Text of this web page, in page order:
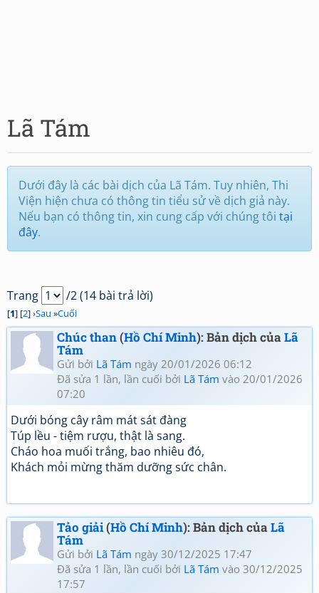
Lã Tám
Dưới đây là các bài dịch của Lã Tám. Tuy nhiên, Thi
Viện hiện chưa có thông tin tiểu sử về dịch giả này.
Nếu bạn có thông tin, xin cung cấp với chúng tôi tại
đây.
Trang /2 (14 bài trả lời)
[1] [2] ›Sau »Cuối
Chúc than(Hồ Chí Minh): Bản dịch củaLã
Tám
Gửi bởi Lã Tám ngày 20/01/2026 06:12
Đã sửa 1 lần, lần cuối bởi Lã Tám vào 20/01/2026
07:20
Dưới bóng cây râm mát sát đàng
Túp lều - tiệm rượu, thật là sang.
Cháo hoa muối trắng, bao nhiêu đó,
Khách mỏi mừng thăm dưỡng sức chân.
Tảo giải(Hồ Chí Minh): Bản dịch củaLã
Tám
Gửi bởi Lã Tám ngày 30/12/2025 17:47
Đã sửa 1 lần, lần cuối bởi Lã Tám vào 30/12/2025
17:57